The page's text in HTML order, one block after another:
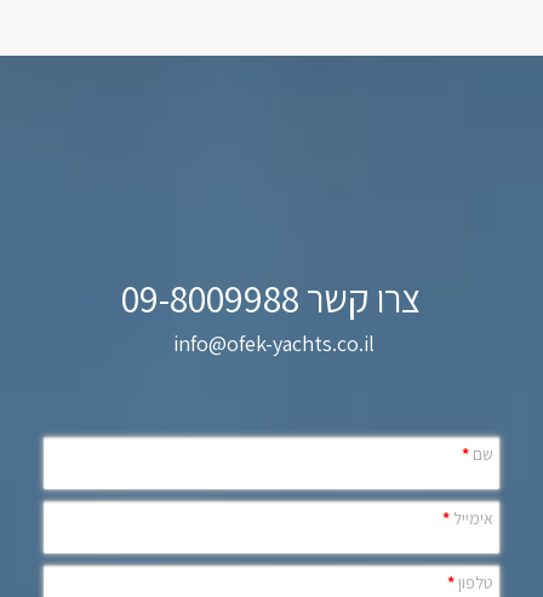
צרו קשר 09-8009988
info@ofek-yachts.co.il
שם *
אימייל *
טלפון *